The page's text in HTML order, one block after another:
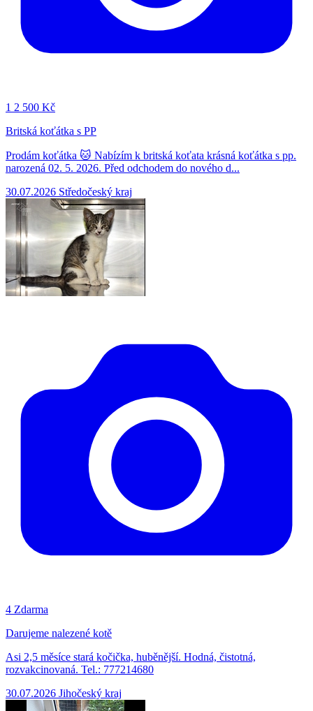
1 2 500 Kč
Britská koťátka s PP
Prodám koťátka 🐱 Nabízím k britská koťata krásná koťátka s pp.
narozená 02. 5. 2026. Před odchodem do nového d...
30.07.2026 Středočeský kraj
4 Zdarma
Darujeme nalezené kotě
Asi 2,5 měsíce stará kočička, huběnější. Hodná, čistotná,
rozvakcinovaná. Tel.: 777214680
30.07.2026 Jihočeský kraj